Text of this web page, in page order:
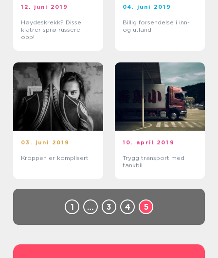
12. juni 2019
Høydeskrekk? Disse
klatrer sprø russere
opp!
04. juni 2019
Billig forsendelse i inn-
og utland
03. juni 2019
Kroppen er komplisert
10. april 2019
Trygg transport med
tankbil
1 … 3 4 5